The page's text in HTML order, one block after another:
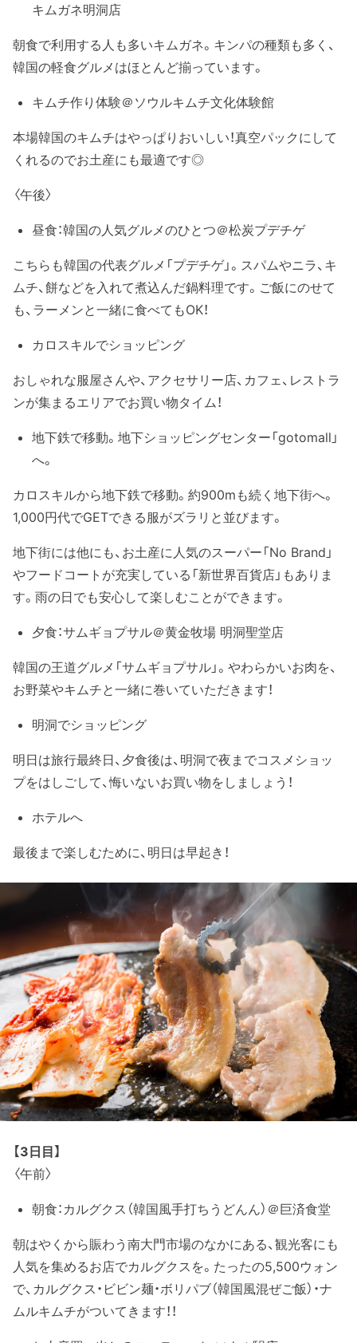
キムガネ明洞店
朝食で利用する人も多いキムガネ。キンパの種類も多く、
韓国の軽食グルメはほとんど揃っています。
キムチ作り体験＠ソウルキムチ文化体験館
本場韓国のキムチはやっぱりおいしい！真空パックにして
くれるのでお土産にも最適です◎
〈午後〉
昼食：韓国の人気グルメのひとつ＠松炭プデチゲ
こちらも韓国の代表グルメ「プデチゲ」。スパムやニラ、キ
ムチ、餅などを入れて煮込んだ鍋料理です。ご飯にのせて
も、ラーメンと一緒に食べてもOK！
カロスキルでショッピング
おしゃれな服屋さんや、アクセサリー店、カフェ、レストラ
ンが集まるエリアでお買い物タイム！
地下鉄で移動。地下ショッピングセンター「gotomall」
へ。
カロスキルから地下鉄で移動。約900mも続く地下街へ。
1,000円代でGETできる服がズラリと並びます。
地下街には他にも、お土産に人気のスーパー「No Brand」
やフードコートが充実している「新世界百貨店」もありま
す。雨の日でも安心して楽しむことができます。
夕食：サムギョプサル＠黄金牧場 明洞聖堂店
韓国の王道グルメ「サムギョプサル」。やわらかいお肉を、
お野菜やキムチと一緒に巻いていただきます！
明洞でショッピング
明日は旅行最終日、夕食後は、明洞で夜までコスメショッ
プをはしごして、悔いないお買い物をしましょう！
ホテルへ
最後まで楽しむために、明日は早起き！
【3日目】
〈午前〉
朝食：カルグクス（韓国風手打ちうどんん）＠巨済食堂
朝はやくから賑わう南大門市場のなかにある、観光客にも
人気を集めるお店でカルグクスを。たったの5,500ウォン
で、カルグクス・ビビン麺・ボリパブ（韓国風混ぜご飯）・ナ
ムルキムチがついてきます！！